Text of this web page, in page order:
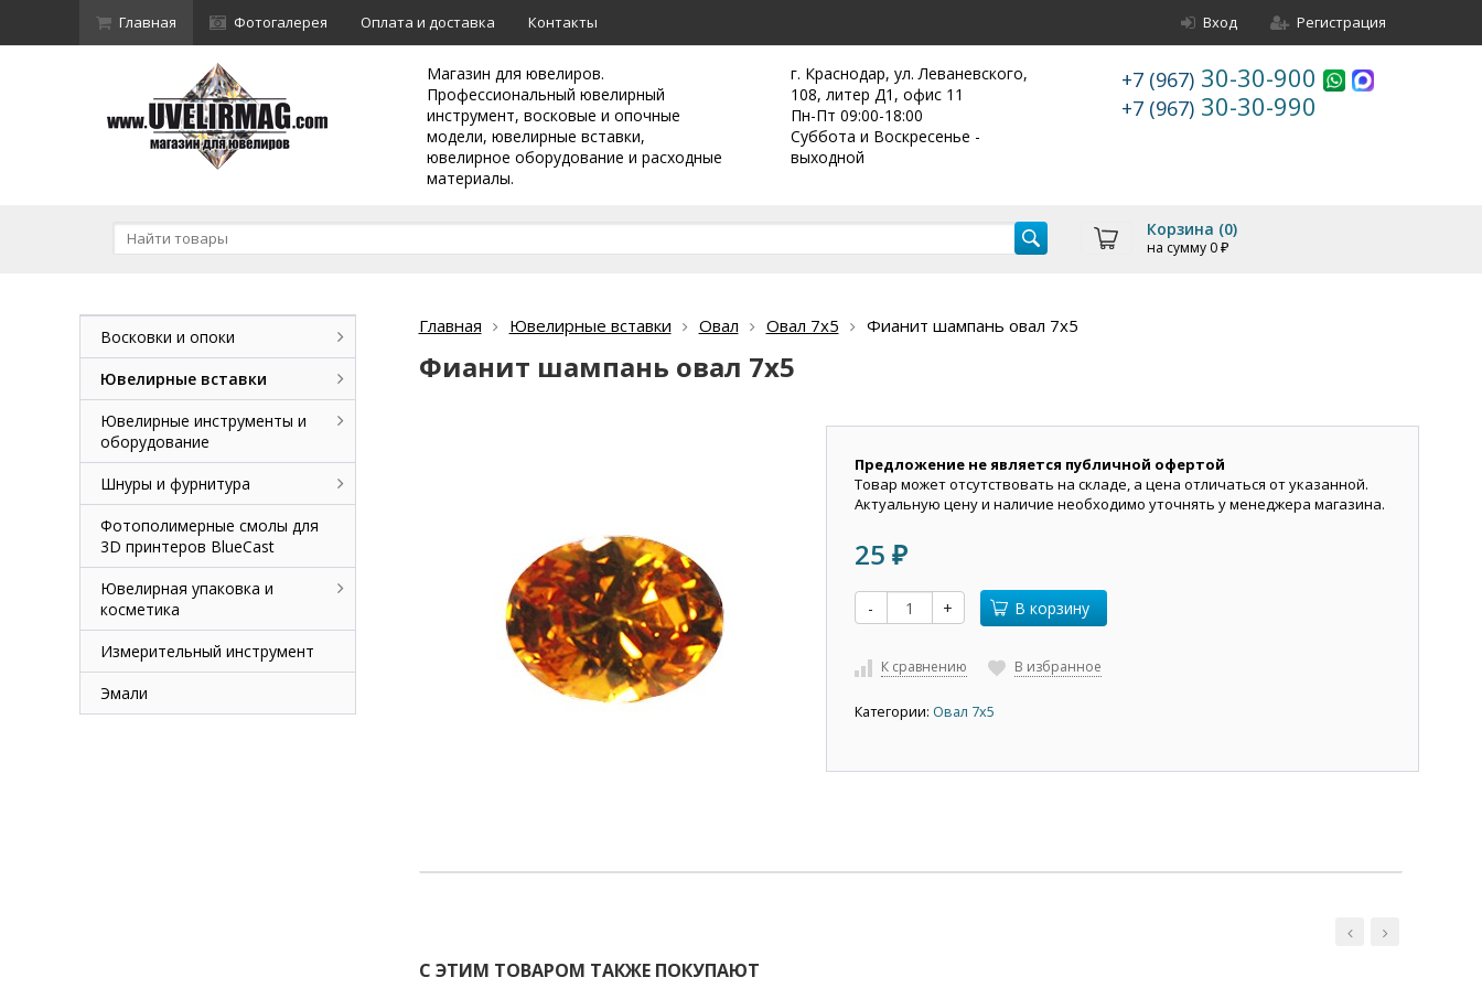
Главная Фотогалерея Оплата и доставка Контакты Вход Регистрация
Магазин для ювелиров.
Профессиональный ювелирный
инструмент, восковые и опочные
модели, ювелирные вставки,
ювелирное оборудование и расходные
материалы.
г. Краснодар, ул. Леваневского,
108, литер Д1, офис 11
Пн-Пт 09:00-18:00
Суббота и Воскресенье -
выходной
+7 (967) 30-30-900
+7 (967) 30-30-990
Корзина (0)
на сумму 0 ₽
Главная Ювелирные вставки Овал Овал 7х5 Фианит шампань овал 7х5
Фианит шампань овал 7х5
Предложение не является публичной офертой
Товар может отсутствовать на складе, а цена отличаться от указанной.
Актуальную цену и наличие необходимо уточнять у менеджера магазина.
25 ₽
- + В корзину
К сравнению В избранное
Категории: Овал 7х5
С ЭТИМ ТОВАРОМ ТАКЖЕ ПОКУПАЮТ
Восковки и опоки
Ювелирные вставки
Ювелирные инструменты и
оборудование
Шнуры и фурнитура
Фотополимерные смолы для
3D принтеров BlueCast
Ювелирная упаковка и
косметика
Измерительный инструмент
Эмали